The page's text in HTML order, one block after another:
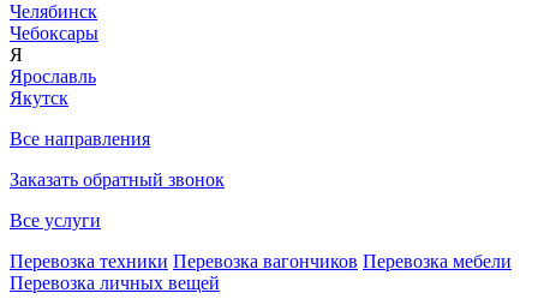
Челябинск
Чебоксары
Я
Ярославль
Якутск
Все направления
Заказать обратный звонок
Все услуги
Перевозка техники Перевозка вагончиков Перевозка мебели
Перевозка личных вещей